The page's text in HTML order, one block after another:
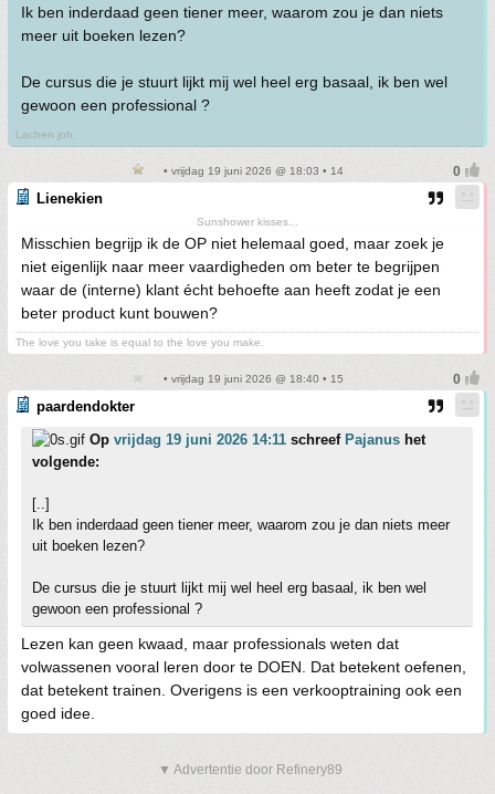
Ik ben inderdaad geen tiener meer, waarom zou je dan niets
meer uit boeken lezen?
De cursus die je stuurt lijkt mij wel heel erg basaal, ik ben wel
gewoon een professional ?
Lachen joh.
• vrijdag 19 juni 2026 @ 18:03 • 14
Lienekien
Sunshower kisses...
Misschien begrijp ik de OP niet helemaal goed, maar zoek je
niet eigenlijk naar meer vaardigheden om beter te begrijpen
waar de (interne) klant écht behoefte aan heeft zodat je een
beter product kunt bouwen?
The love you take is equal to the love you make.
• vrijdag 19 juni 2026 @ 18:40 • 15
paardendokter
Op vrijdag 19 juni 2026 14:11 schreef Pajanus het
volgende:
[..]
Ik ben inderdaad geen tiener meer, waarom zou je dan niets meer
uit boeken lezen?
De cursus die je stuurt lijkt mij wel heel erg basaal, ik ben wel
gewoon een professional ?
Lezen kan geen kwaad, maar professionals weten dat
volwassenen vooral leren door te DOEN. Dat betekent oefenen,
dat betekent trainen. Overigens is een verkooptraining ook een
goed idee.
▼ Advertentie door Refinery89